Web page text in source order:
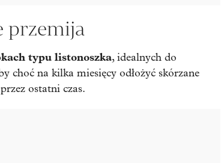
przemija
typu listonoszka, idealnych do
choć na kilka miesięcy odłożyć skórzane
ostatni czas.